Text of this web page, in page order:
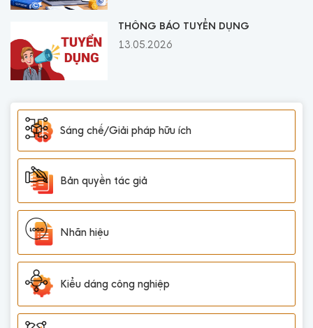
THÔNG BÁO TUYỂN DỤNG
13.05.2026
Sáng chế/Giải pháp hữu ích
Bản quyền tác giả
Nhãn hiệu
Kiểu dáng công nghiệp